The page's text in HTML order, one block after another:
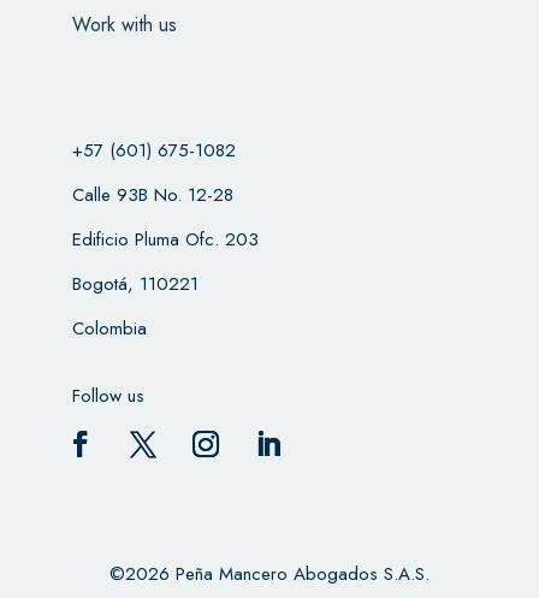
Work with us
+57 (601) 675-1082
Calle 93B No. 12-28
Edificio Pluma Ofc. 203
Bogotá, 110221
Colombia
Follow us
©2026 Peña Mancero Abogados S.A.S.